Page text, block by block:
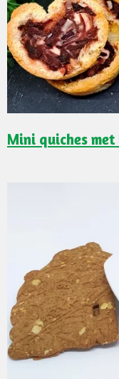
Mini quiches